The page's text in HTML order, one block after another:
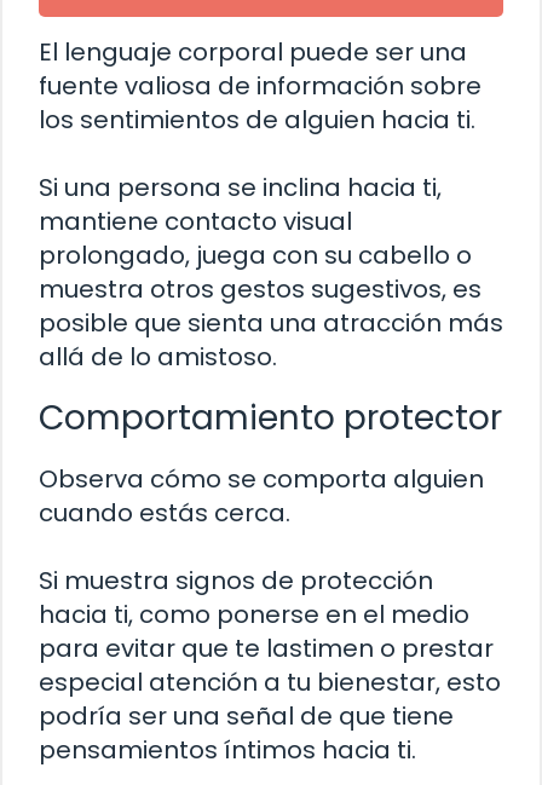
El lenguaje corporal puede ser una
fuente valiosa de información sobre
los sentimientos de alguien hacia ti.
Si una persona se inclina hacia ti,
mantiene contacto visual
prolongado, juega con su cabello o
muestra otros gestos sugestivos, es
posible que sienta una atracción más
allá de lo amistoso.
Comportamiento protector
Observa cómo se comporta alguien
cuando estás cerca.
Si muestra signos de protección
hacia ti, como ponerse en el medio
para evitar que te lastimen o prestar
especial atención a tu bienestar, esto
podría ser una señal de que tiene
pensamientos íntimos hacia ti.